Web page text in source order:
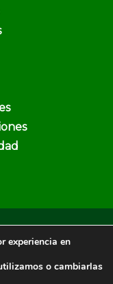
experiencia en
o cambiarlas